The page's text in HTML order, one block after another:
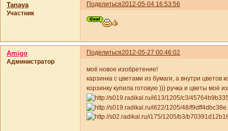
Поделиться2012-05-04 16:53:56
Tanaya
Участник
Поделиться2012-05-27 00:46:02
Amigo
Администратор
моё новое изобретение!
карзинка с цветами из бумаги, а внутри цветов
корзинку купила готовую ))) ручка и цветы моё